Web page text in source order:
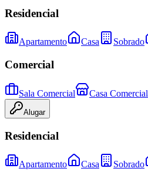
Residencial
Apartamento Casa Sobrado
Comercial
Sala Comercial Casa Comercial
Alugar
Residencial
Apartamento Casa Sobrado